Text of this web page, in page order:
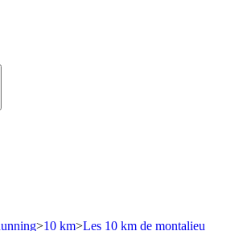
>10 km>Les 10 km de montalieu